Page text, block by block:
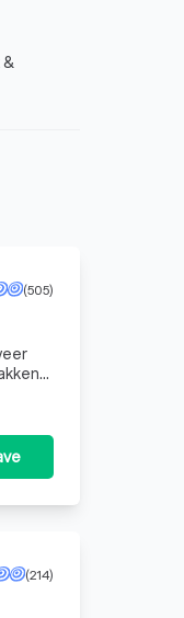
(505)
(214)